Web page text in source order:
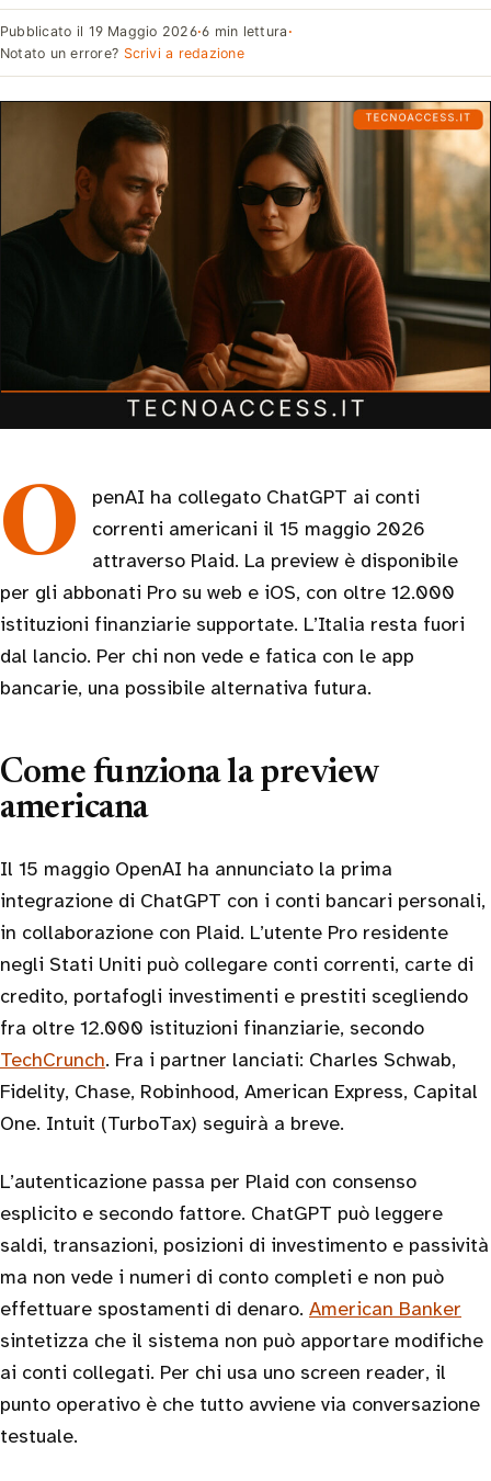
Pubblicato il 19 Maggio 2026·6 min lettura ·
Notato un errore? Scrivi a redazione
OpenAI ha collegato ChatGPT ai conti
correnti americani il 15 maggio 2026
attraverso Plaid. La preview è disponibile
per gli abbonati Pro su web e iOS, con oltre 12.000
istituzioni finanziarie supportate. L’Italia resta fuori
dal lancio. Per chi non vede e fatica con le app
bancarie, una possibile alternativa futura.
Come funziona la preview
americana
Il 15 maggio OpenAI ha annunciato la prima
integrazione di ChatGPT con i conti bancari personali,
in collaborazione con Plaid. L’utente Pro residente
negli Stati Uniti può collegare conti correnti, carte di
credito, portafogli investimenti e prestiti scegliendo
fra oltre 12.000 istituzioni finanziarie, secondo
TechCrunch. Fra i partner lanciati: Charles Schwab,
Fidelity, Chase, Robinhood, American Express, Capital
One. Intuit (TurboTax) seguirà a breve.
L’autenticazione passa per Plaid con consenso
esplicito e secondo fattore. ChatGPT può leggere
saldi, transazioni, posizioni di investimento e passività
ma non vede i numeri di conto completi e non può
effettuare spostamenti di denaro. American Banker
sintetizza che il sistema non può apportare modifiche
ai conti collegati. Per chi usa uno screen reader, il
punto operativo è che tutto avviene via conversazione
testuale.